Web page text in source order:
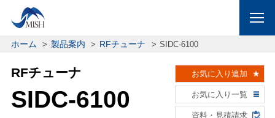
ホーム 製品案内 RFチューナ SIDC-6100
RFチューナ
SIDC-6100
お気に入り追加
お気に入り一覧
資料・見積請求